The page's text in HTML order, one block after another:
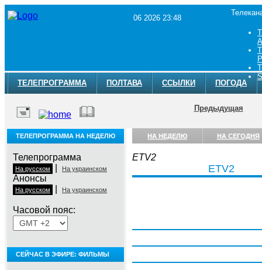
06 2026 23:48
ТЕЛЕПРОГРАММА ПОЛТАВА ССЫЛКИ ПОГОДА
Предыдущая
ТЕЛЕПРОГРАММА НА НЕДЕЛЮ
Телепрограмма
На русском На украинском
Анонсы
На русском На украинском
Часовой пояс:
СЕЙЧАС В ЭФИРЕ: ФИЛЬМЫ
НА НЕДЕЛЮ НА СЕГОДНЯ
ETV2
ETV2